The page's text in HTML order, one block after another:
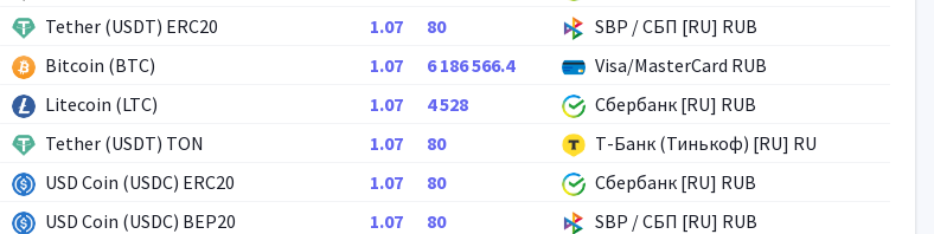
Tether (USDT) ERC20
1.07 80
SBP / СБП [RU] RUB
Bitcoin (BTC)
1.07 6 186 566.4
Visa/MasterCard RUB
Litecoin (LTC)
1.07 4 528
Сбербанк [RU] RUB
Tether (USDT) TON
1.07 80
Т-Банк (Тинькоф) [RU] RU
USD Coin (USDC) ERC20
1.07 80
Сбербанк [RU] RUB
USD Coin (USDC) BEP20
1.07 80
SBP / СБП [RU] RUB